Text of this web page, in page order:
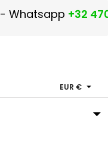
- Whatsapp +32
EUR € 